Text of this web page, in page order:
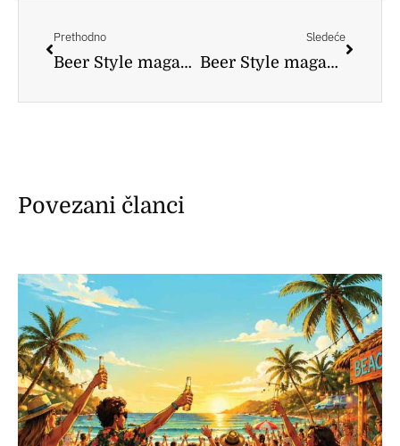
Prethodno
Beer Style magazin recenzija – Gvint Pšenično
Sledeće
Beer Style magazin recenzija – Gargojl iz Pivare Crow
Povezani članci